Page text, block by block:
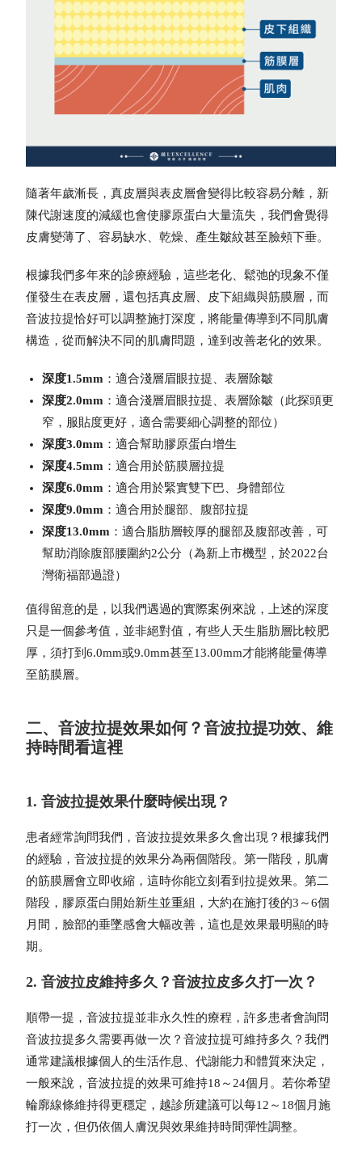
隨著年歲漸長，真皮層與表皮層會變得比較容易分離，新
陳代謝速度的減緩也會使膠原蛋白大量流失，我們會覺得
皮膚變薄了、容易缺水、乾燥、產生皺紋甚至臉頰下垂。
根據我們多年來的診療經驗，這些老化、鬆弛的現象不僅
僅發生在表皮層，還包括真皮層、皮下組織與筋膜層，而
音波拉提恰好可以調整施打深度，將能量傳導到不同肌膚
構造，從而解決不同的肌膚問題，達到改善老化的效果。
深度1.5mm ：適合淺層眉眼拉提、表層除皺
深度2.0mm ：適合淺層眉眼拉提、表層除皺（此探頭更
窄，服貼度更好，適合需要細心調整的部位）
深度3.0mm ：適合幫助膠原蛋白增生
深度4.5mm ：適合用於筋膜層拉提
深度6.0mm ：適合用於緊實雙下巴、身體部位
深度9.0mm ：適合用於腿部、腹部拉提
深度13.0mm ：適合脂肪層較厚的腿部及腹部改善，可
幫助消除腹部腰圍約2公分（為新上市機型，於2022台
灣衛福部過證）
值得留意的是，以我們遇過的實際案例來說，上述的深度
只是一個參考值，並非絕對值，有些人天生脂肪層比較肥
厚，須打到6.0mm或9.0mm甚至13.00mm才能將能量傳導
至筋膜層。
二、音波拉提效果如何？音波拉提功效、維
持時間看這裡
1. 音波拉提效果什麼時候出現？
患者經常詢問我們，音波拉提效果多久會出現？根據我們
的經驗，音波拉提的效果分為兩個階段。第一階段，肌膚
的筋膜層會立即收縮，這時你能立刻看到拉提效果。第二
階段，膠原蛋白開始新生並重組，大約在施打後的3～6個
月間，臉部的垂墜感會大幅改善，這也是效果最明顯的時
期。
2. 音波拉皮維持多久？音波拉皮多久打一次？
順帶一提，音波拉提並非永久性的療程，許多患者會詢問
音波拉提多久需要再做一次？音波拉提可維持多久？我們
通常建議根據個人的生活作息、代謝能力和體質來決定，
一般來說，音波拉提的效果可維持18～24個月。若你希望
輪廓線條維持得更穩定，越診所建議可以每12～18個月施
打一次，但仍依個人膚況與效果維持時間彈性調整。